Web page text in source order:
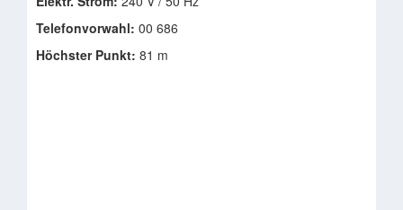
Telefonvorwahl: 00 686
Höchster Punkt: 81 m